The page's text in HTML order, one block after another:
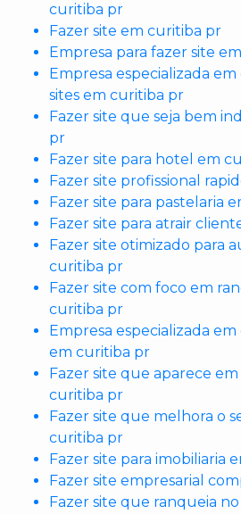
curitiba pr
Fazer site em curitiba pr
Empresa para fazer site
Empresa especializada
sites em curitiba pr
Fazer site que seja bem
pr
Fazer site para hotel em
Fazer site profissional
Fazer site para pastelaria
Fazer site para atrair
Fazer site otimizado para
curitiba pr
Fazer site com foco em
curitiba pr
Empresa especializada
em curitiba pr
Fazer site que aparece em
curitiba pr
Fazer site que melhora o
curitiba pr
Fazer site para imobiliaria
Fazer site empresarial
Fazer site que ranqueia